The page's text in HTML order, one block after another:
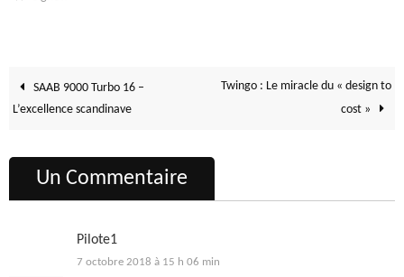
SAAB 9000 Turbo 16 –
L’excellence scandinave
Twingo : Le miracle du « design to
cost »
Un Commentaire
Pilote1
7 octobre 2018 à 15 h 06 min